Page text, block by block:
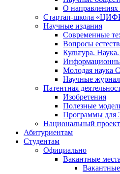
О
Стартап-школа
Научные издания
Современные
Вопросы
Культура.
Молодая наука
Научные
Патентная
Изобретения
Полезные
Программы
Национальный
Абитуриентам
Студентам
Официально
Вакантные